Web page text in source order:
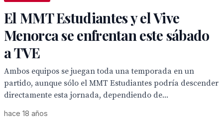
El MMT Estudiantes y el Vive
Menorca se enfrentan este sábado
a TVE
Ambos equipos se juegan toda una temporada en un
partido, aunque sólo el MMT Estudiantes podría descender
directamente esta jornada, dependiendo de...
hace 18 años